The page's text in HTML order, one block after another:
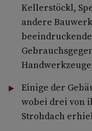
Kellerstöckl,
andere
Einige der
wobei drei von
Strohdach